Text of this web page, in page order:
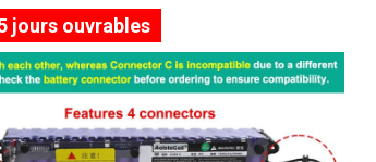
jours ouvrables